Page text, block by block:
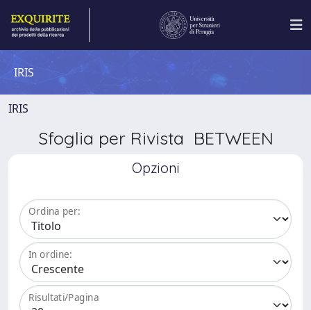
IRIS
IRIS
Sfoglia per Rivista BETWEEN
Opzioni
Ordina per:
In ordine:
Risultati/Pagina